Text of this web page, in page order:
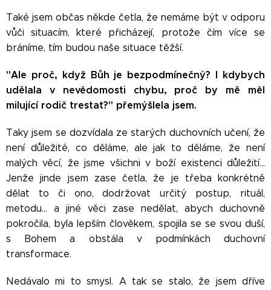
Také jsem občas někde četla, že nemáme být v odporu
vůči situacím, které přicházejí, protože čím více se
bráníme, tím budou naše situace těžší.
"Ale proč, když Bůh je bezpodmínečný? I kdybych
udělala v nevědomosti chybu, proč by mě měl
milující rodič trestat?" přemýšlela jsem.
Taky jsem se dozvídala ze starých duchovních učení, že
není důležité, co děláme, ale jak to děláme, že není
malých věcí, že jsme všichni v boží existenci důležití...
Jenže jinde jsem zase četla, že je třeba konkrétně
dělat to či ono, dodržovat určitý postup, rituál,
metodu... a jiné věci zase nedělat, abych duchovně
pokročila, byla lepším člověkem, spojila se se svou duší,
s Bohem a obstála v podmínkách duchovní
transformace.
Nedávalo mi to smysl. A tak se stalo, že jsem dříve